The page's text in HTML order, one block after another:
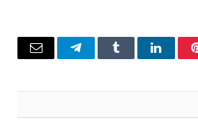
بينتيريستلينكدإن Tumblr تيلقرام البريد